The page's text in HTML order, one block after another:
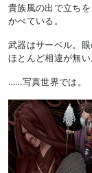
貴族風の出で立ち
かべている。
武器はサーベル。
ほとんど相違が無い
……写真世界では。